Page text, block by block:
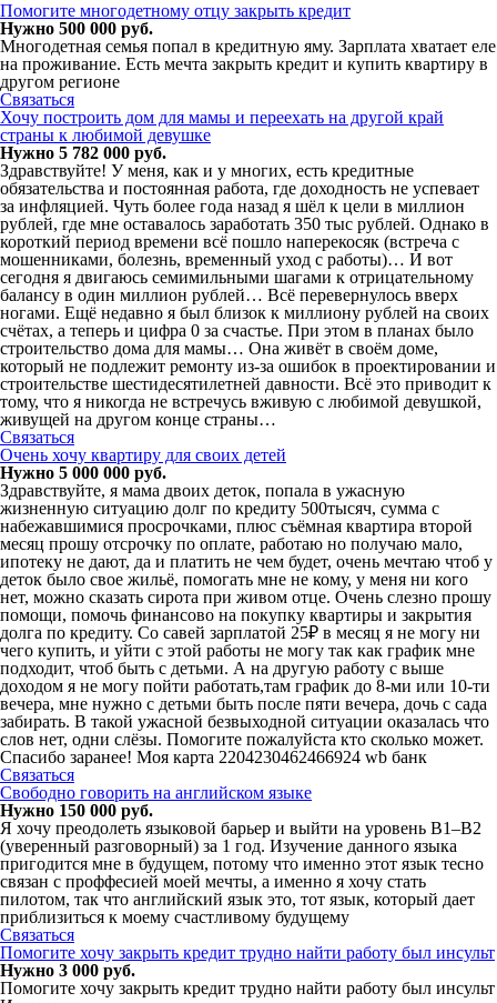
Помогите многодетному отцу закрыть кредит
Нужно 500 000 руб.
Многодетная семья попал в кредитную яму. Зарплата хватает еле
на проживание. Есть мечта закрыть кредит и купить квартиру в
другом регионе
Связаться
Хочу построить дом для мамы и переехать на другой край
страны к любимой девушке
Нужно 5 782 000 руб.
Здравствуйте! У меня, как и у многих, есть кредитные
обязательства и постоянная работа, где доходность не успевает
за инфляцией. Чуть более года назад я шёл к цели в миллион
рублей, где мне оставалось заработать 350 тыс рублей. Однако в
короткий период времени всё пошло наперекосяк (встреча с
мошенниками, болезнь, временный уход с работы)… И вот
сегодня я двигаюсь семимильными шагами к отрицательному
балансу в один миллион рублей… Всё перевернулось вверх
ногами. Ещё недавно я был близок к миллиону рублей на своих
счётах, а теперь и цифра 0 за счастье. При этом в планах было
строительство дома для мамы… Она живёт в своём доме,
который не подлежит ремонту из-за ошибок в проектировании и
строительстве шестидесятилетней давности. Всё это приводит к
тому, что я никогда не встречусь вживую с любимой девушкой,
живущей на другом конце страны…
Связаться
Очень хочу квартиру для своих детей
Нужно 5 000 000 руб.
Здравствуйте, я мама двоих деток, попала в ужасную
жизненную ситуацию долг по кредиту 500тысяч, сумма с
набежавшимися просрочками, плюс съёмная квартира второй
месяц прошу отсрочку по оплате, работаю но получаю мало,
ипотеку не дают, да и платить не чем будет, очень мечтаю чтоб у
деток было свое жильё, помогать мне не кому, у меня ни кого
нет, можно сказать сирота при живом отце. Очень слезно прошу
помощи, помочь финансово на покупку квартиры и закрытия
долга по кредиту. Со савей зарплатой 25₽ в месяц я не могу ни
чего купить, и уйти с этой работы не могу так как график мне
подходит, чтоб быть с детьми. А на другую работу с выше
доходом я не могу пойти работать,там график до 8-ми или 10-ти
вечера, мне нужно с детьми быть после пяти вечера, дочь с сада
забирать. В такой ужасной безвыходной ситуации оказалась что
слов нет, одни слёзы. Помогите пожалуйста кто сколько может.
Спасибо заранее! Моя карта 2204230462466924 wb банк
Связаться
Свободно говорить на английском языке
Нужно 150 000 руб.
Я хочу преодолеть языковой барьер и выйти на уровень B1–B2
(уверенный разговорный) за 1 год. Изучение данного языка
пригодится мне в будущем, потому что именно этот язык тесно
связан с проффесией моей мечты, а именно я хочу стать
пилотом, так что английский язык это, тот язык, который дает
приблизиться к моему счастливому будущему
Связаться
Помогите хочу закрыть кредит трудно найти работу был инсульт
Нужно 3 000 руб.
Помогите хочу закрыть кредит трудно найти работу был инсульт